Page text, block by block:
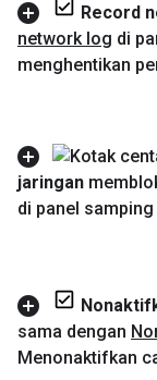
Record
network log di
menghentikan
jaringan
di panel samping
sama dengan
Menonaktifkan